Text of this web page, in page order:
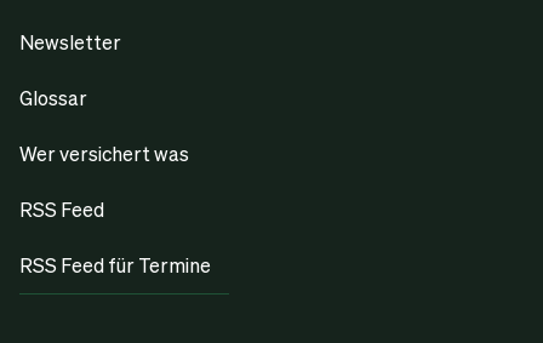
Newsletter
Glossar
Wer versichert was
RSS Feed
RSS Feed für Termine